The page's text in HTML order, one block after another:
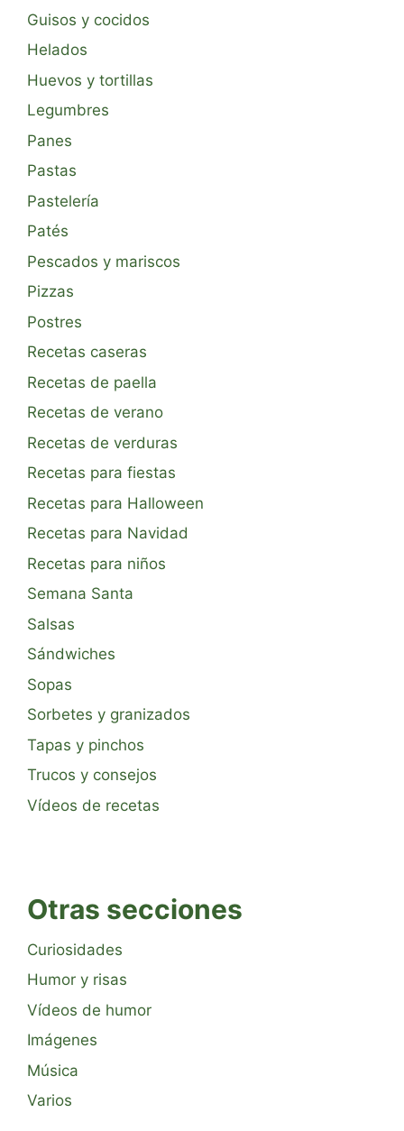
Guisos y cocidos
Helados
Huevos y tortillas
Legumbres
Panes
Pastas
Pastelería
Patés
Pescados y mariscos
Pizzas
Postres
Recetas caseras
Recetas de paella
Recetas de verano
Recetas de verduras
Recetas para fiestas
Recetas para Halloween
Recetas para Navidad
Recetas para niños
Semana Santa
Salsas
Sándwiches
Sopas
Sorbetes y granizados
Tapas y pinchos
Trucos y consejos
Vídeos de recetas
Otras secciones
Curiosidades
Humor y risas
Vídeos de humor
Imágenes
Música
Varios